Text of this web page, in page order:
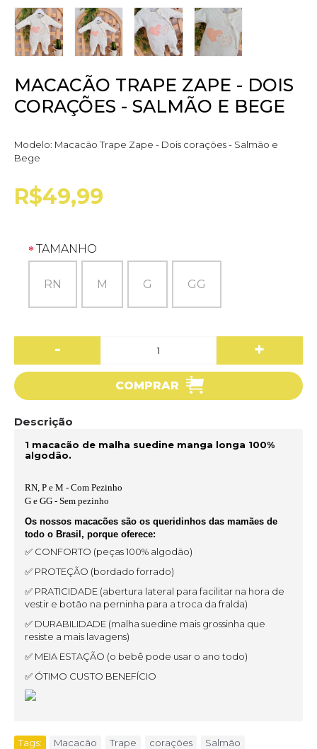
MACACÃO TRAPE ZAPE - DOIS
CORAÇÕES - SALMÃO E BEGE
Modelo: Macacão Trape Zape - Dois corações - Salmão e
Bege
R$49,99
TAMANHO
RN M G GG
- +
COMPRAR
Descrição
1 macacão de malha suedine manga longa 100%
algodão.
RN, P e M - Com Pezinho
G e GG - Sem pezinho
Os nossos macacões são os queridinhos das mamães de
todo o Brasil, porque oferece:
✅ CONFORTO (peças 100% algodão)
✅ PROTEÇÃO (bordado forrado)
✅ PRATICIDADE (abertura lateral para facilitar na hora de
vestir e botão na perninha para a troca da fralda)
✅ DURABILIDADE (malha suedine mais grossinha que
resiste a mais lavagens)
✅ MEIA ESTAÇÃO (o bebê pode usar o ano todo)
✅ ÓTIMO CUSTO BENEFÍCIO
Tags: Macacão Trape corações Salmão